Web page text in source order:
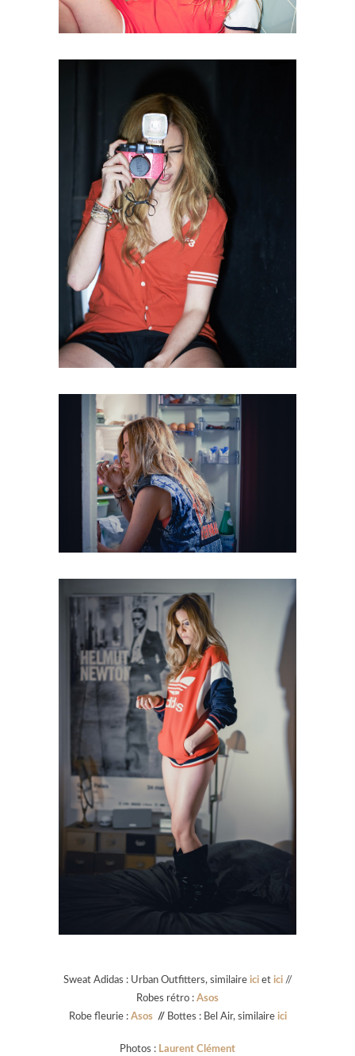
Sweat Adidas : Urban Outfitters, similaireici et ici//
Robes rétro : Asos
Robe fleurie : Asos// Bottes : Bel Air, similaire ici
Photos : Laurent Clément